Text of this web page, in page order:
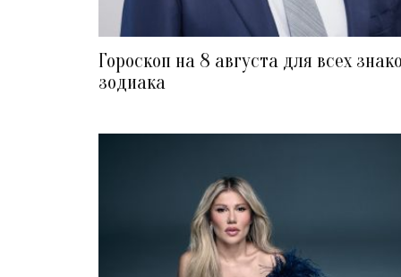
Гороскоп на 8 августа для всех
зодиака